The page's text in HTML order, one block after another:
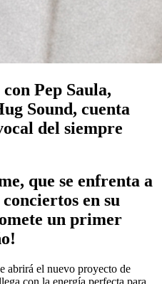
Pep Saula,
Sound, cuenta
del siempre
que se enfrenta a
en su
un primer
abrirá el nuevo proyecto de
con la energía perfecta para